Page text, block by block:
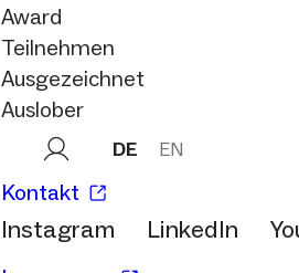
Award
Teilnehmen
Ausgezeichnet
Auslober
DE EN
Kontakt
Instagram LinkedIn